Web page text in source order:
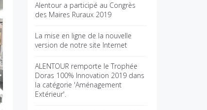
Alentour a participé au Congrès
des Maires Ruraux 2019
La mise en ligne de la nouvelle
version de notre site Internet
ALENTOUR remporte le Trophée
Doras 100% Innovation 2019 dans
la catégorie 'Aménagement
Extérieur'.